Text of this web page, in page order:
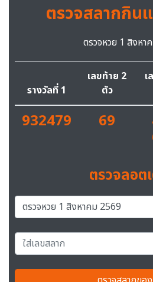
ตรวจสลากกิน
ตรวจหวย 1 สิงหา
รางวัลที่ 1
เลขท้าย 2
ตัว
เ
932479 69
ตรวจลอต